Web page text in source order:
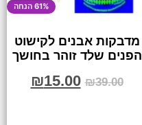
61% הנחה
מדבקות אבנים לקישוט
הפנים שלד זוהר בחושך
₪39.00
₪15.00